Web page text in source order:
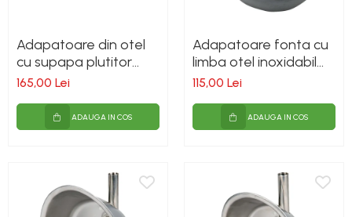
Adapatoare din otel
cu supapa plutitor
pentru vite, cai, oi si
165,00 Lei
ADAUGA IN COS
Adapatoare fonta cu
limba otel inoxidabil
pentru vite si cai
115,00 Lei
ADAUGA IN COS